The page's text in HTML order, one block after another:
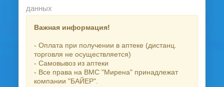
данных
Важная информация!
- Оплата при получении в аптеке (дистанц.
торговля не осуществляется)
- Самовывоз из аптеки
- Все права на ВМС "Мирена" принадлежат
компании "БАЙЕР".